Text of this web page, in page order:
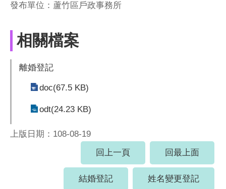
發布單位：蘆竹區戶政事務所
相關檔案
離婚登記
doc(67.5 KB)
odt(24.23 KB)
上版日期：108-08-19
回上一頁
回最上面
結婚登記 姓名變更登記